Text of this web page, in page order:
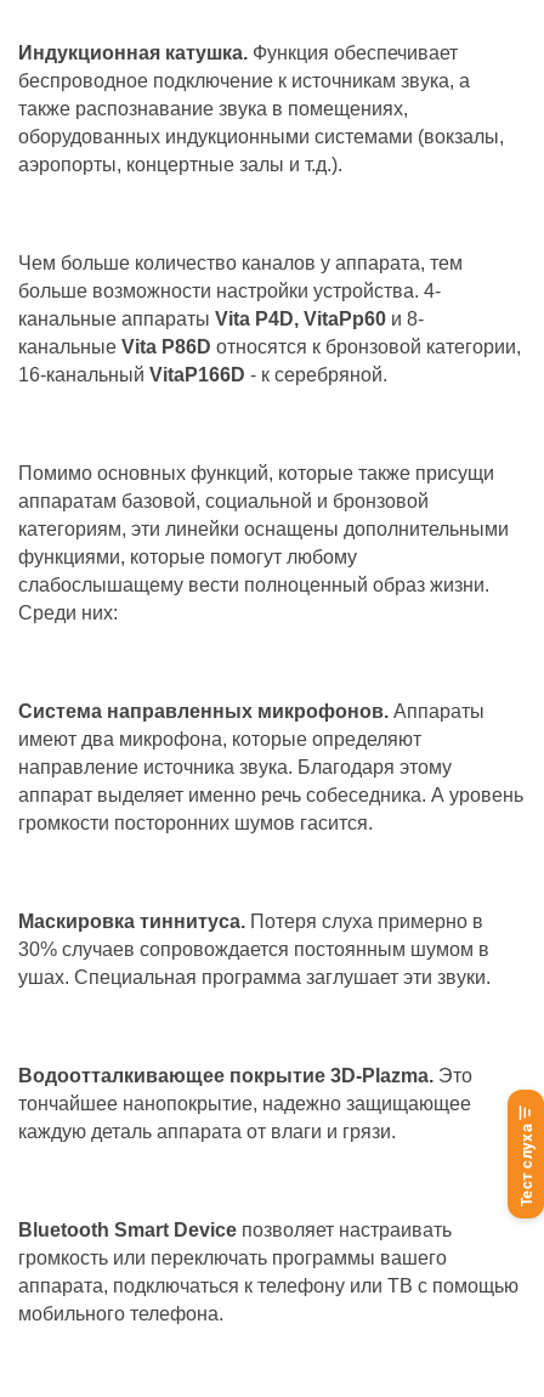
Тест слуха
Индукционная катушка. Функция обеспечивает
беспроводное подключение к источникам звука, а
также распознавание звука в помещениях,
оборудованных индукционными системами (вокзалы,
аэропорты, концертные залы и т.д.).
Чем больше количество каналов у аппарата, тем
больше возможности настройки устройства. 4-
канальные аппараты Vita P4D, VitaРр60 и 8-
канальные Vita P86D относятся к бронзовой категории,
16-канальный VitaР166D - к серебряной.
Помимо основных функций, которые также присущи
аппаратам базовой, социальной и бронзовой
категориям, эти линейки оснащены дополнительными
функциями, которые помогут любому
слабослышащему вести полноценный образ жизни.
Среди них:
Система направленных микрофонов. Аппараты
имеют два микрофона, которые определяют
направление источника звука. Благодаря этому
аппарат выделяет именно речь собеседника. А уровень
громкости посторонних шумов гасится.
Маскировка тиннитуса. Потеря слуха примерно в
30% случаев сопровождается постоянным шумом в
ушах. Специальная программа заглушает эти звуки.
Водоотталкивающее покрытие 3D-Plazma. Это
тончайшее нанопокрытие, надежно защищающее
каждую деталь аппарата от влаги и грязи.
Bluetooth Smart Device позволяет настраивать
громкость или переключать программы вашего
аппарата, подключаться к телефону или ТВ с помощью
мобильного телефона.